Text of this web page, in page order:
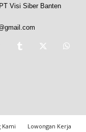
Visi Siber Banten
Kami
Lowongan Kerja